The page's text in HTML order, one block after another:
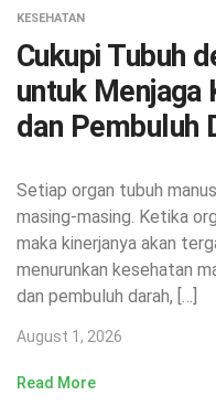
KESEHATAN
Cukupi Tubuh
untuk Menjaga
dan Pembuluh
Setiap organ tubuh
masing-masing. Ketika
maka kinerjanya akan
menurunkan kesehatan
dan pembuluh darah, […]
August 1, 2026
Read More